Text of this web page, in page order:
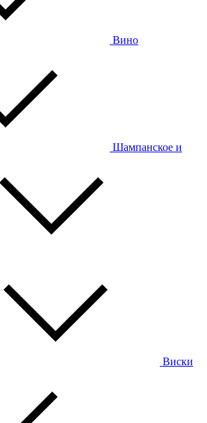
Вино
Шампанское и
Виски